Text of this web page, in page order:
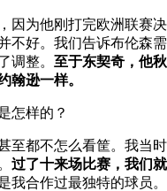
因为他刚打完欧洲联赛决
不好。我们告诉布伦森需
调整。 至于东契奇，他秋
翰逊一样。
怎样的？
至都不怎么看筐。我当时
过了十来场比赛，我们就
我合作过最独特的球员。